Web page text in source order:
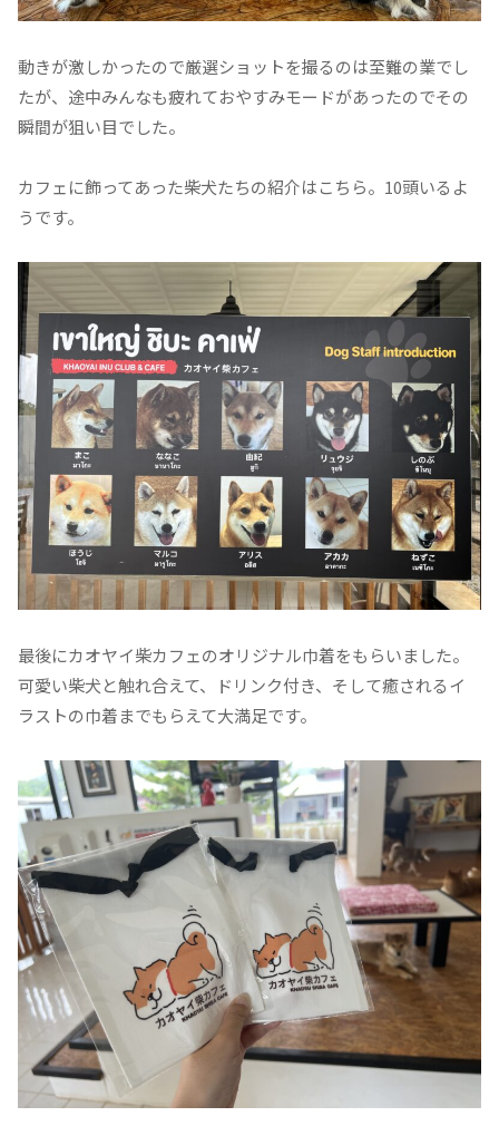
動きが激しかったので厳選ショットを撮るのは至難の業でし
たが、途中みんなも疲れておやすみモードがあったのでその
瞬間が狙い目でした。
カフェに飾ってあった柴犬たちの紹介はこちら。10頭いるよ
うです。
最後にカオヤイ柴カフェのオリジナル巾着をもらいました。
可愛い柴犬と触れ合えて、ドリンク付き、そして癒されるイ
ラストの巾着までもらえて大満足です。